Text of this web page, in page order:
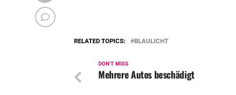
RELATED TOPICS: BLAULICHT
DON'T MISS
Mehrere Autos beschädigt